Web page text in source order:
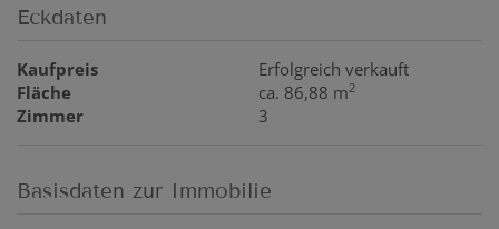
Eckdaten
Kaufpreis
Erfolgreich verkauft
Fläche
ca. 86,88 m2
Zimmer 3
Basisdaten zur Immobilie